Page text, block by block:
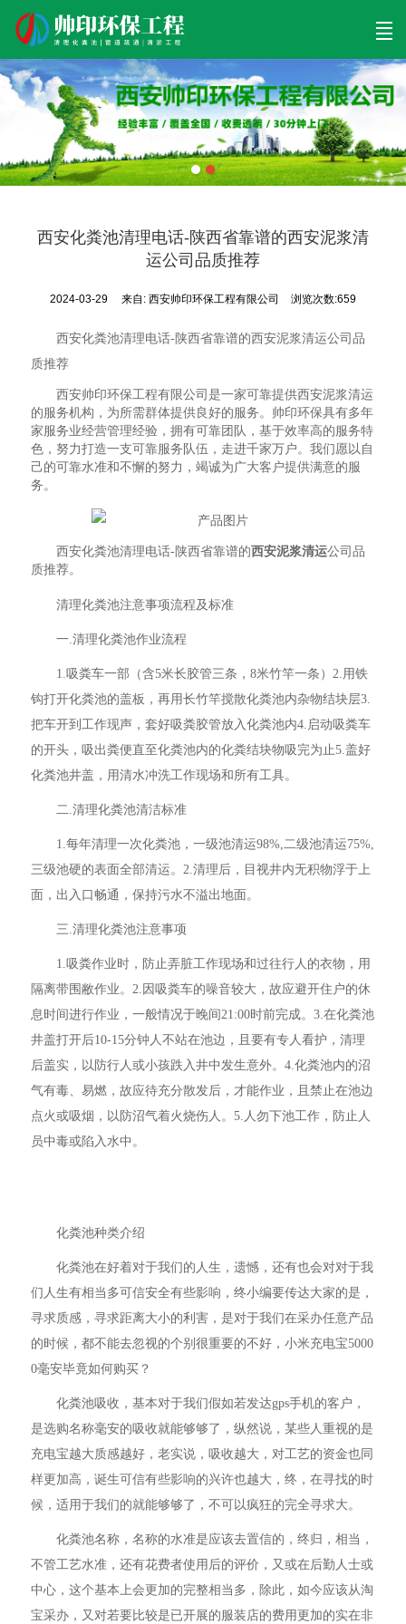
首页 清理工程 清淤工程 污泥工程 清淤检测
西安化粪池清理电话-陕西省靠谱的西安泥浆清
运公司品质推荐
2024-03-29 来自:西安帅印环保工程有限公司 浏览次数:659
西安化粪池清理电话-陕西省靠谱的西安泥浆清运公司品
质推荐
西安帅印环保工程有限公司是一家可靠提供西安泥浆清运
的服务机构，为所需群体提供良好的服务。帅印环保具有多年
家服务业经营管理经验，拥有可靠团队，基于效率高的服务特
色，努力打造一支可靠服务队伍，走进千家万户。我们愿以自
己的可靠水准和不懈的努力，竭诚为广大客户提供满意的服
务。
西安化粪池清理电话-陕西省靠谱的西安泥浆清运公司品
质推荐。
清理化粪池注意事项流程及标准
一.清理化粪池作业流程
1.吸粪车一部（含5米长胶管三条，8米竹竿一条）2.用铁
钩打开化粪池的盖板，再用长竹竿搅散化粪池内杂物结块层3.
把车开到工作现声，套好吸粪胶管放入化粪池内4.启动吸粪车
的开头，吸出粪便直至化粪池内的化粪结块物吸完为止5.盖好
化粪池井盖，用清水冲洗工作现场和所有工具。
二.清理化粪池清洁标准
1.每年清理一次化粪池，一级池清运98%,二级池清运75%,
三级池硬的表面全部清运。2.清理后，目视井内无积物浮于上
面，出入口畅通，保持污水不溢出地面。
三.清理化粪池注意事项
1.吸粪作业时，防止弄脏工作现场和过往行人的衣物，用
隔离带围敝作业。2.因吸粪车的噪音较大，故应避开住户的休
息时间进行作业，一般情况于晚间21:00时前完成。3.在化粪池
井盖打开后10-15分钟人不站在池边，且要有专人看护，清理
后盖实，以防行人或小孩跌入井中发生意外。4.化粪池内的沼
气有毒、易燃，故应待充分散发后，才能作业，且禁止在池边
点火或吸烟，以防沼气着火烧伤人。5.人勿下池工作，防止人
员中毒或陷入水中。
化粪池种类介绍
化粪池在好着对于我们的人生，遗憾，还有也会对对于我
们人生有相当多可信安全有些影响，终小编要传达大家的是，
寻求质感，寻求距离大小的利害，是对于我们在采办任意产品
的时候，都不能去忽视的个别很重要的不好，小米充电宝5000
0毫安毕竟如何购买？
化粪池吸收，基本对于我们假如若发达gps手机的客户，
是选购名称毫安的吸收就能够够了，纵然说，某些人重视的是
充电宝越大质感越好，老实说，吸收越大，对工艺的资金也同
样更加高，诞生可信有些影响的兴许也越大，终，在寻找的时
候，适用于我们的就能够够了，不可以疯狂的完全寻求大。
化粪池名称，名称的水准是应该去置信的，终归，相当，
不管工艺水准，还有花费者使用后的评价，又或在后勤人士或
中心，这个基本上会更加的完整相当多，除此，如今应该从淘
宝采办，又对若要比较是已开展的服装店的费用更加的实在非